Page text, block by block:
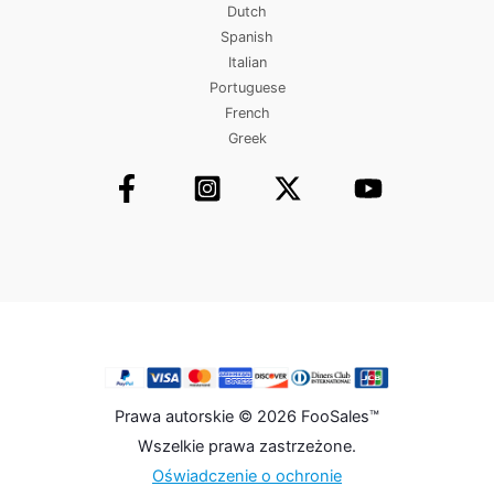
Dutch
Spanish
Italian
Portuguese
French
Greek
Prawa autorskie © 2026 FooSales™
Wszelkie prawa zastrzeżone.
Oświadczenie o ochronie